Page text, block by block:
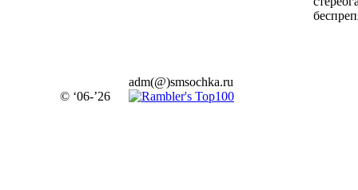
© ‘06-’26
adm(@)smsochka.ru